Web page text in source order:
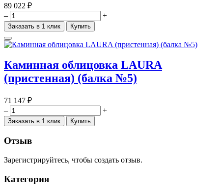
89 022 ₽
–
+
Заказать в 1 клик Купить
Каминная облицовка LAURA
(пристенная) (балка №5)
71 147 ₽
–
+
Заказать в 1 клик Купить
Отзыв
Зарегистрируйтесь, чтобы создать отзыв.
Категория